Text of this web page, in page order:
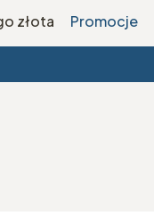
złota Promocje